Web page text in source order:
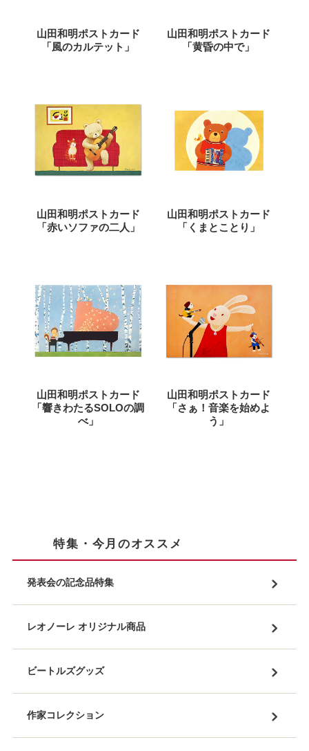
山田和明ポストカード
「風のカルテット」
山田和明ポストカード
「黄昏の中で」
山田和明ポストカード
「赤いソファの二人」
山田和明ポストカード
「くまとことり」
山田和明ポストカード
「響きわたるSOLOの調
べ」
山田和明ポストカード
「さぁ！音楽を始めよ
う」
特集・今月のオススメ
発表会の記念品特集
レオノーレ オリジナル商品
ビートルズグッズ
作家コレクション